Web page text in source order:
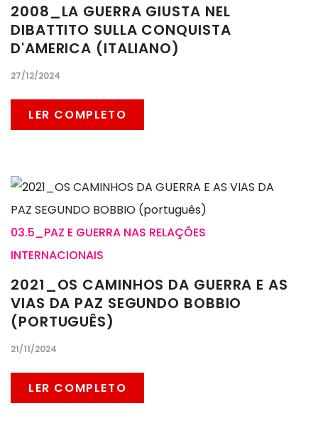
2008_LA GUERRA GIUSTA NEL
DIBATTITO SULLA CONQUISTA
D'AMERICA (ITALIANO)
27/12/2024
LER COMPLETO
03.5_PAZ E GUERRA NAS RELAÇÕES
INTERNACIONAIS
2021_OS CAMINHOS DA GUERRA E AS
VIAS DA PAZ SEGUNDO BOBBIO
(PORTUGUÊS)
21/11/2024
LER COMPLETO